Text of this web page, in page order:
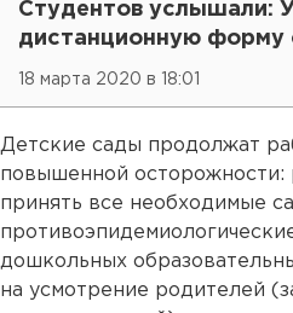
Студентов услышали:
дистанционную форму
18 марта 2020 в 18:01
Детские сады продолжат
повышенной осторожности:
принять все необходимые
дошкольных
на усмотрение родителей